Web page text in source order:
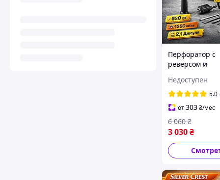
Перфоратор с
реверсом и
Trotec 230V
ударом 2.1Дж
Перфораторы
оригинал 620 Вт
Недоступен
5.0
от303₴/мес
3 030₴
6 060 ₴